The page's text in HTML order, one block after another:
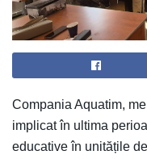
Compania Aquatim,
implicat în ultima
educative în unitățile